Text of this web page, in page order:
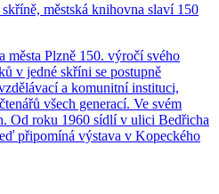
městská knihovna slaví 150
Plzně 150. výročí svého
v jedné skříni se postupně
a komunitní instituci,
všech generací. Ve svém
Od roku 1960 sídlí v ulici Bedřicha
připomíná výstava v Kopeckého